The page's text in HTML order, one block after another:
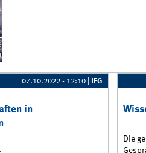
07.10.2022 - 12:10 IFG
in
Die